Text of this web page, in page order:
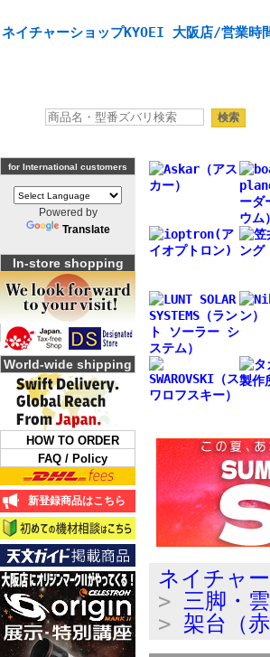
ネイチャーショップKYOEI 大阪店/営業
for International customers
Powered by
Translate
In-store shopping
World-wide shipping
HOW TO ORDER
FAQ / Policy
新登録商品はこちら
ネイチャ
> 三脚・
> 架台（